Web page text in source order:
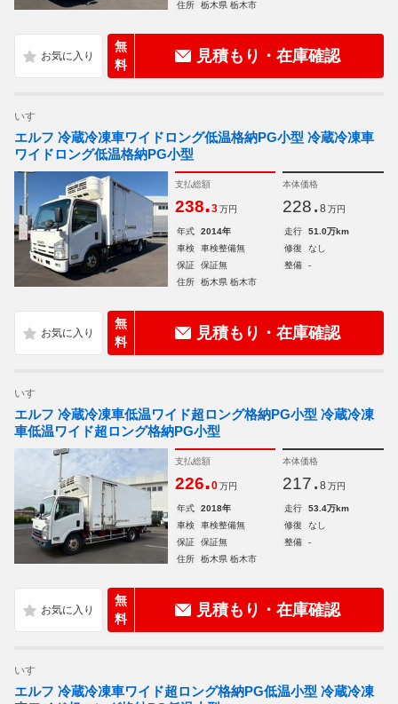
住所
栃木県 栃木市
無
料
見積もり・在庫確認
いすゞ
エルフ 冷蔵冷凍車ワイドロング低温格納PG小型 冷蔵冷凍車
ワイドロング低温格納PG小型
支払総額
238.3 万円
本体価格
228. 8 万円
年式 2014年 走行
51.0万km
車検
車検整備無 修復
なし
保証
保証無 整備
-
住所
栃木県 栃木市
無
料
見積もり・在庫確認
いすゞ
エルフ 冷蔵冷凍車低温ワイド超ロング格納PG小型 冷蔵冷凍
車低温ワイド超ロング格納PG小型
支払総額
226.0 万円
本体価格
217. 8 万円
年式 2018年 走行
53.4万km
車検
車検整備無 修復
なし
保証
保証無 整備
-
住所
栃木県 栃木市
無
料
見積もり・在庫確認
いすゞ
エルフ 冷蔵冷凍車ワイド超ロング格納PG低温小型 冷蔵冷凍